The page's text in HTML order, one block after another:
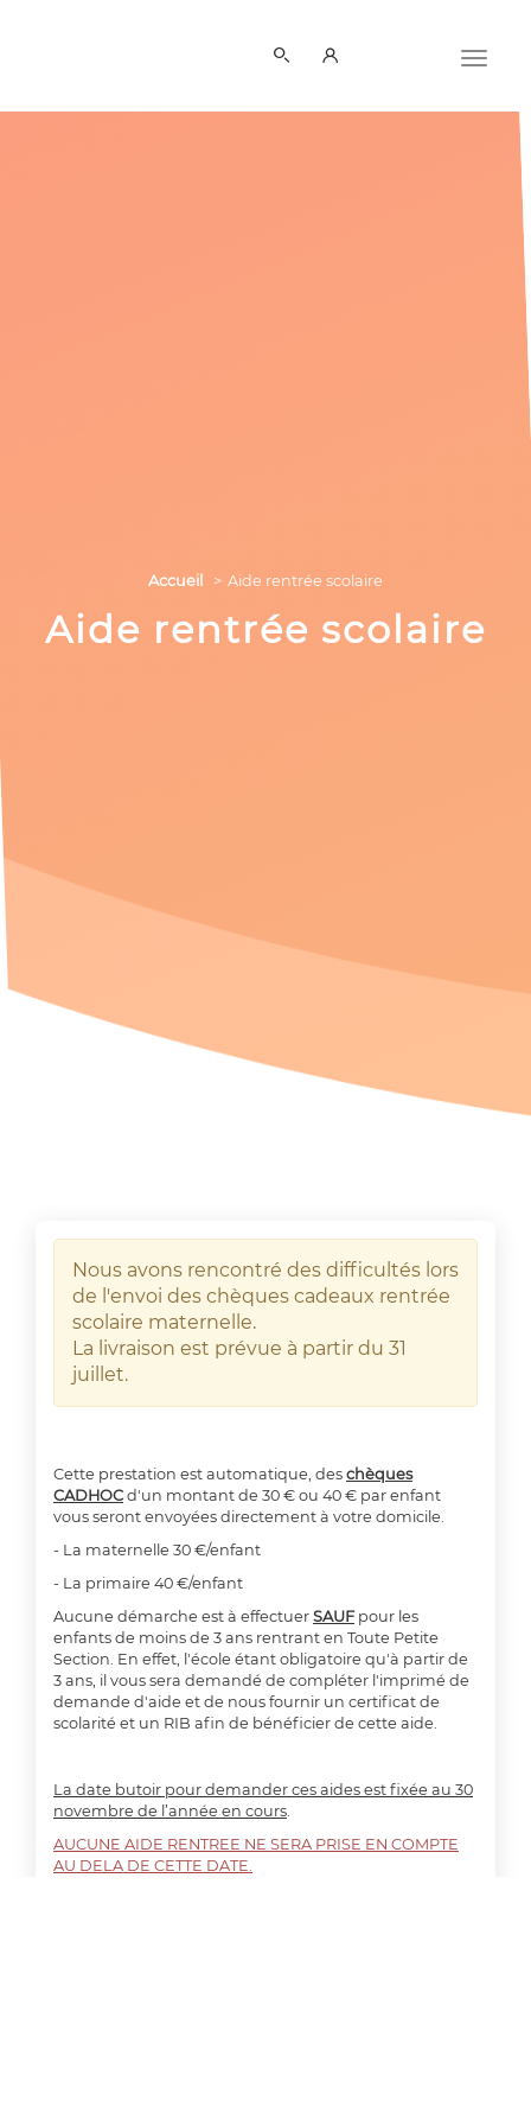
Accueil Aide rentrée scolaire
Aide rentrée scolaire
Nous avons rencontré des difficultés lors
de l'envoi des chèques cadeaux rentrée
scolaire maternelle.
La livraison est prévue à partir du 31
juillet.
Cette prestation est automatique, des chèques
CADHOC d'un montant de 30 € ou 40 € par enfant
vous seront envoyées directement à votre domicile.
- La maternelle 30 €/enfant
- La primaire 40 €/enfant
Aucune démarche est à effectuer SAUF pour les
enfants de moins de 3 ans rentrant en Toute Petite
Section. En effet, l'école étant obligatoire qu'à partir de
3 ans, il vous sera demandé de compléter l'imprimé de
demande d'aide et de nous fournir un certificat de
scolarité et un RIB afin de bénéficier de cette aide.
La date butoir pour demander ces aides est fixée au 30
novembre de l’année en cours.
AUCUNE AIDE RENTREE NE SERA PRISE EN COMPTE
AU DELA DE CETTE DATE.